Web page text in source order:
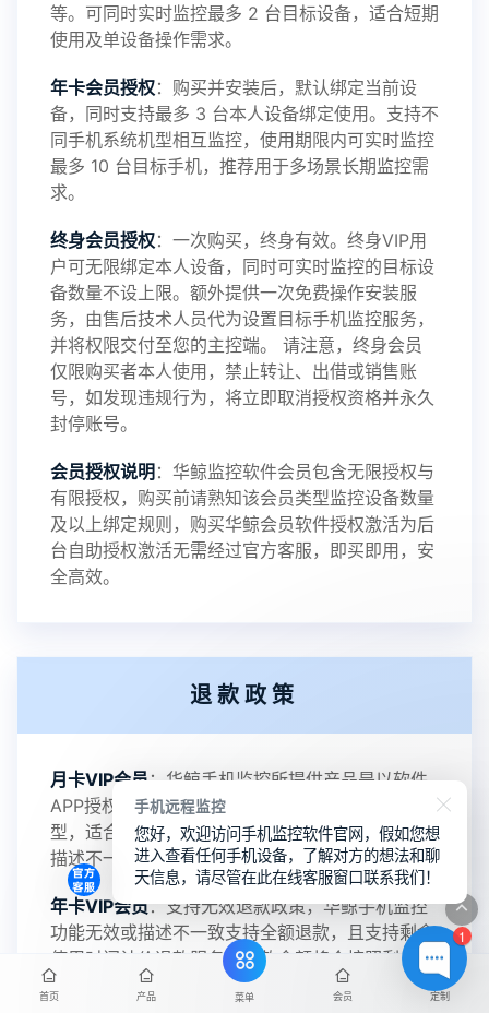
控将持续为您创造更优秀的监控APP
2025-01-13 V3.7
2024-10-08 V3.6
2024-03-16 V3.5
2023-01-12 V3.3
等。可同时实时监控最多 2 台目标设备，适合短期
使用及单设备操作需求。
年卡会员授权：购买并安装后，默认绑定当前设
备，同时支持最多 3 台本人设备绑定使用。支持不
同手机系统机型相互监控，使用期限内可实时监控
最多 10 台目标手机，推荐用于多场景长期监控需
求。
终身会员授权：一次购买，终身有效。终身VIP用
户可无限绑定本人设备，同时可实时监控的目标设
备数量不设上限。额外提供一次免费操作安装服
务，由售后技术人员代为设置目标手机监控服务，
并将权限交付至您的主控端。 请注意，终身会员
仅限购买者本人使用，禁止转让、出借或销售账
号，如发现违规行为，将立即取消授权资格并永久
封停账号。
会员授权说明 ：华鲸监控软件会员包含无限授权与
有限授权，购买前请熟知该会员类型监控设备数量
及以上绑定规则，购买华鲸会员软件授权激活为后
台自助授权激活无需经过官方客服，即买即用，安
全高效。
退款政策
月卡VIP会员：华鲸手机监控所提供产品是以软件
APP授权销售，月卡VIP会员是短期体验用户类
型，适合短期使用及单设备操作需求，功能无效或
描述不一致支持全额退款。
年卡VIP会员：支持无效退款政策，华鲸手机监控
功能无效或描述不一致支持全额退款，且支持剩余
使用时间计价退款服务，退款金额将会按照剩余使
用时间进行计算，向在线客服提交退款申请后24小
首页 产品 菜单 会员 定制
1
手机远程监控
您好，欢迎访问手机监控软件官网，假如您想
进入查看任何手机设备，了解对方的想法和聊
天信息，请尽管在此在线客服窗口联系我们！